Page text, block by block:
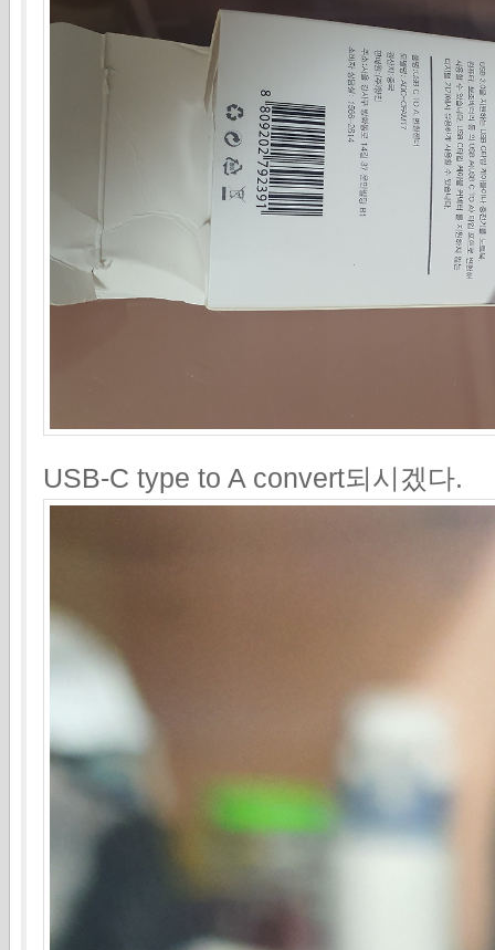
USB-C type to A convert되시겠다.